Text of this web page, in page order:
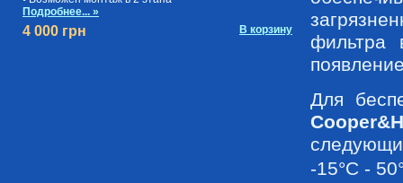
Подробнее... »
4 000 грн В корзину
фильтра
Для
-15°C -